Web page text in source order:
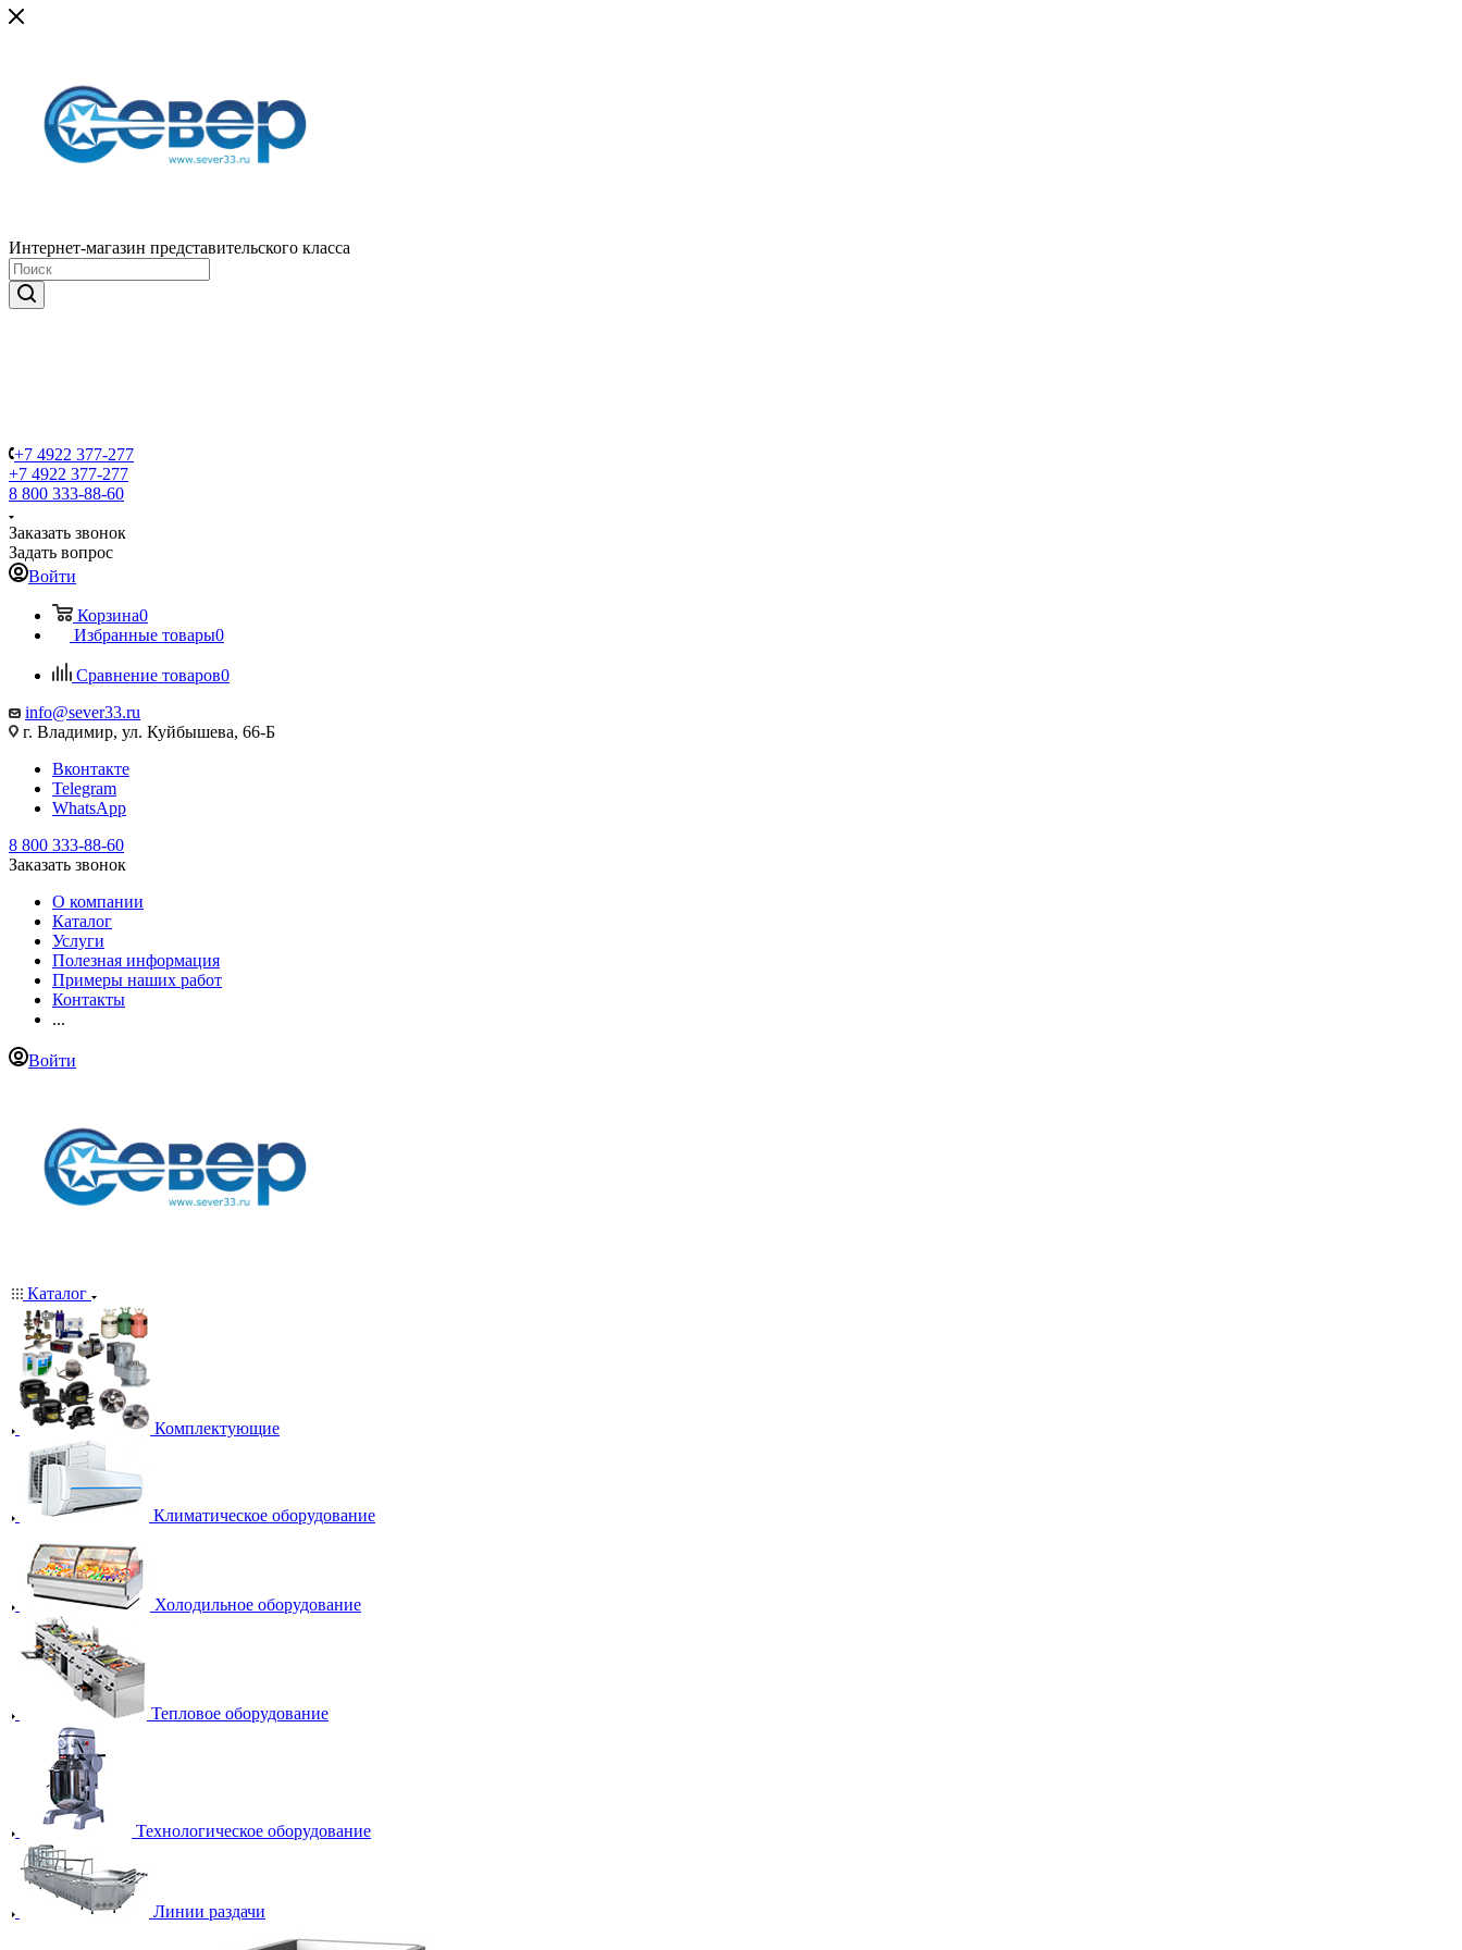
Интернет-магазин представительского класса
+7 4922 377-277
+7 4922 377-277
8 800 333-88-60
Заказать звонок
Задать вопрос
Войти
Корзина0
Избранные товары0
Сравнение товаров0
info@sever33.ru
г. Владимир, ул. Куйбышева, 66-Б
Вконтакте
Telegram
WhatsApp
8 800 333-88-60
Заказать звонок
О компании
Каталог
Услуги
Полезная информация
Примеры наших работ
Контакты
...
Войти
Каталог
Комплектующие
Климатическое оборудование
Холодильное оборудование
Тепловое оборудование
Технологическое оборудование
Линии раздачи